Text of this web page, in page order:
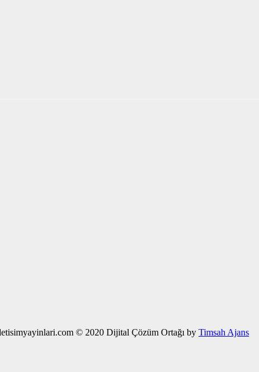
© 2020 Dijital Çözüm Ortağı by Timsah Ajans